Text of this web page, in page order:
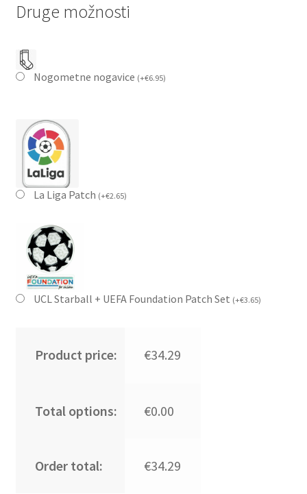
Druge možnosti
Nogometne nogavice (+€6.95)
La Liga Patch (+€2.65)
UCL Starball + UEFA Foundation Patch Set (+€3.65)
Product price: €34.29
Total options: €0.00
Order total: €34.29